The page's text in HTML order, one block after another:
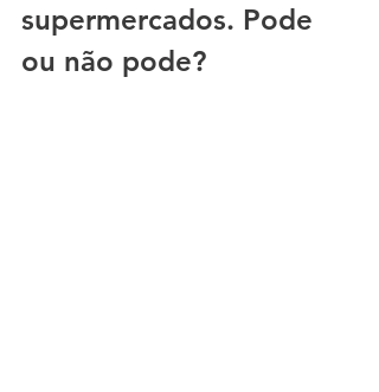
supermercados. Pode
ou não pode?